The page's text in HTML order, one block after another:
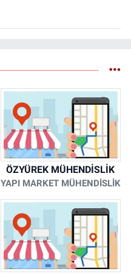
ÖZYÜREK MÜHENDİSLİK
YAPI MARKET MÜHENDİSLİK